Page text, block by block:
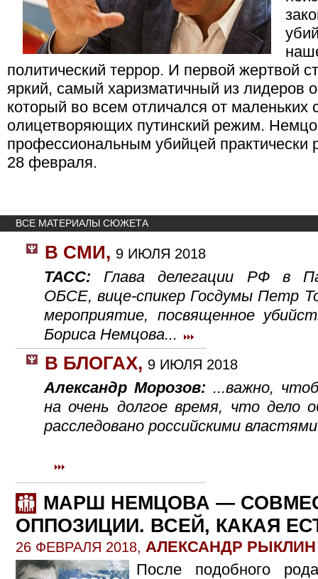
политический террор. И первой жертвой
яркий, самый харизматичный из лидеров
который во всем отличался от маленьких
олицетворяющих путинский режим.
профессиональным убийцей
28 февраля.
ВСЕ МАТЕРИАЛЫ СЮЖЕТА
В СМИ, 9 ИЮЛЯ 2018
ТАСС:Глава делегации РФ в
ОБСЕ, вице-спикер Госдумы Петр
мероприятие, посвященное
Бориса Немцова...
В БЛОГАХ, 9 ИЮЛЯ 2018
Александр Морозов: ...важно,
на очень долгое время, что дело
расследовано российскими
МАРШ НЕМЦОВА —
ОППОЗИЦИИ. ВСЕЙ, КАКАЯ
26 ФЕВРАЛЯ 2018, АЛЕКСАНДР РЫКЛИН
После подобного